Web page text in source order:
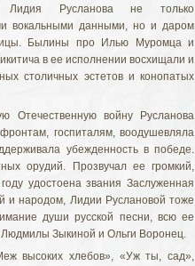
Лидия Русланова не только
вокальными данными, но и даром
Былины про Илью Муромца и
в ее исполнении восхищали и
столичных эстетов и конопатых
Отечественную войну Русланова
госпиталям, воодушевляла
убежденность в победе.
орудий. Прозвучал ее громкий,
удостоена звания Заслуженная
и народом, Лидии Руслановой тоже
души русской песни, всю ее
Людмилы Зыкиной и Ольги Воронец.
высоких хлебов», «Уж ты, сад»,